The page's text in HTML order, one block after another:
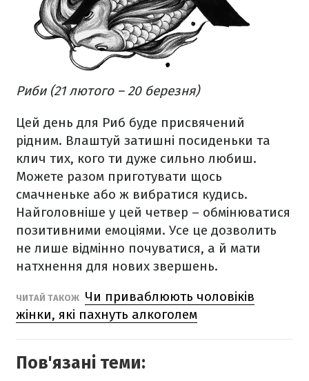
Риби (21 лютого – 20 березня)
Цей день для Риб буде присвячений
рідним. Влаштуй затишні посиденьки та
клич тих, кого ти дуже сильно любиш.
Можете разом приготувати щось
смачненьке або ж вибратися кудись.
Найголовніше у цей четвер – обмінюватися
позитивними емоціями. Усе це дозволить
не лише відмінно почуватися, а й мати
натхнення для нових звершень.
ЧИТАЙ ТАКОЖ Чи приваблюють чоловіків
жінки, які пахнуть алкоголем
Пов'язані теми: